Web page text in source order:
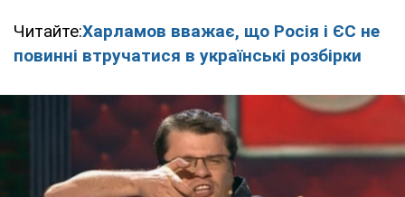
Читайте:Харламов вважає, що Росія і ЄС не
повинні втручатися в українські розбірки